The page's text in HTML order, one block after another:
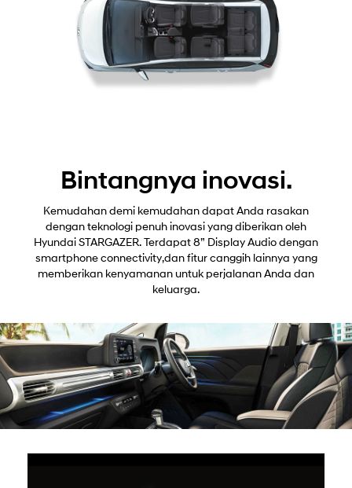
Bintangnya inovasi.
Kemudahan demi kemudahan dapat Anda rasakan
dengan teknologi penuh inovasi yang diberikan oleh
Hyundai STARGAZER. Terdapat 8” Display Audio dengan
smartphone connectivity,dan fitur canggih lainnya yang
memberikan kenyamanan untuk perjalanan Anda dan
keluarga.